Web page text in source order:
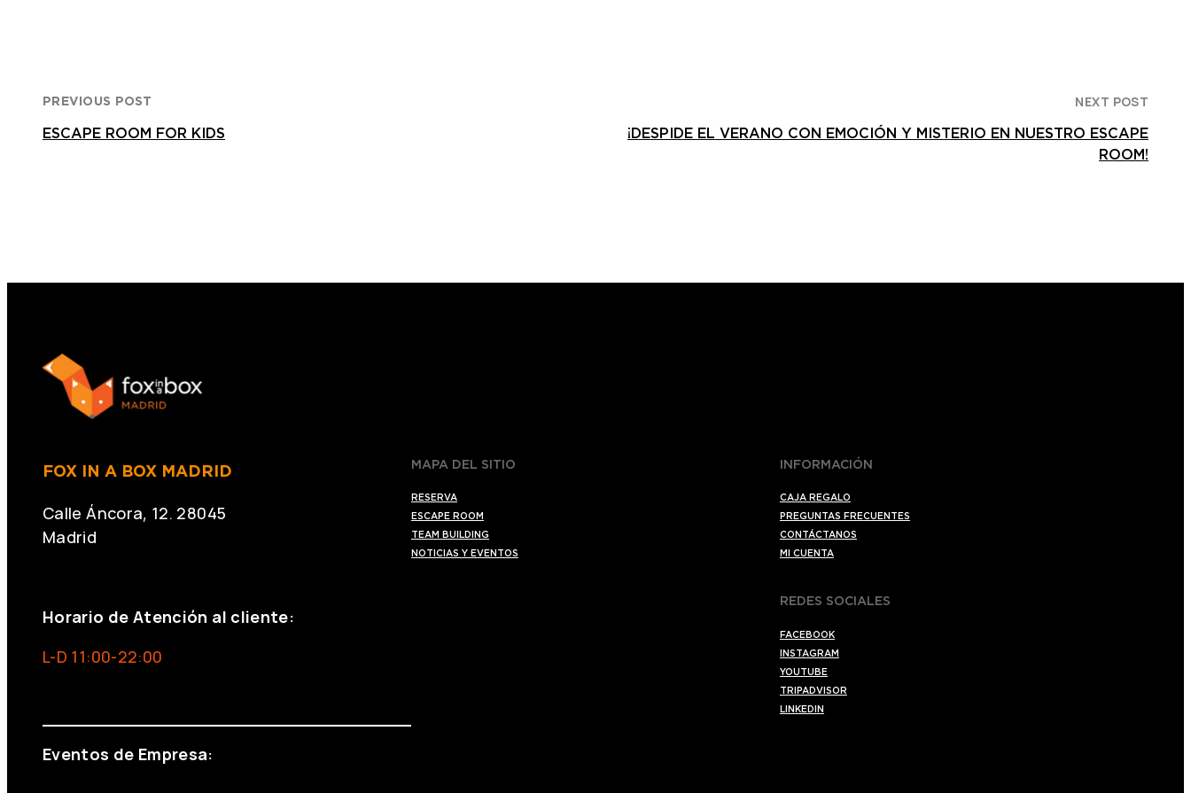
PREVIOUS POST
ESCAPE ROOM FOR KIDS
NEXT POST
¡DESPIDE EL VERANO CON EMOCIÓN Y MISTERIO EN NUESTRO ESCAPE
ROOM!
FOX IN A BOX MADRID
Calle Áncora, 12. 28045
Madrid
Horario de Atención al cliente:
L-D 11:00-22:00
Eventos de Empresa:
MAPA DEL SITIO
RESERVA
ESCAPE ROOM
TEAM BUILDING
NOTICIAS Y EVENTOS
INFORMACIÓN
CAJA REGALO
PREGUNTAS FRECUENTES
CONTÁCTANOS
MI CUENTA
REDES SOCIALES
FACEBOOK
INSTAGRAM
YOUTUBE
TRIPADVISOR
LINKEDIN